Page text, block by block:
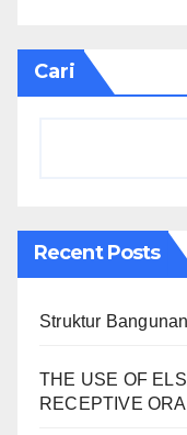
Cari
Recent Posts
Struktur
THE USE OF
RECEPTIVE